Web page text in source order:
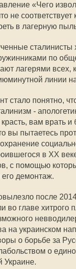
«Чего
не соответствует
в лагерную
сталинисты
по
лагерями всех,
линии
стало понятно,
-
вам врать и
вы пытаетесь
в ХХ
с помощью
демонтаж.
после 2014
во главе хитрого
на украинском
о борьбе за
о
Украине.